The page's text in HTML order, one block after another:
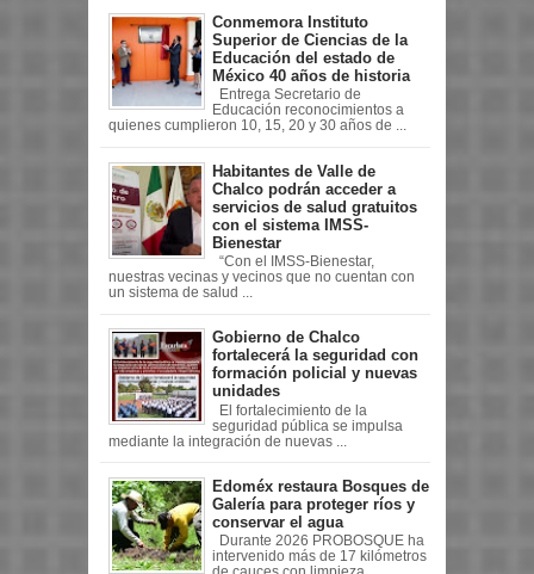
Conmemora Instituto
Superior de Ciencias de la
Educación del estado de
México 40 años de historia
Entrega Secretario de
Educación reconocimientos a
quienes cumplieron 10, 15, 20 y 30 años de ...
Habitantes de Valle de
Chalco podrán acceder a
servicios de salud gratuitos
con el sistema IMSS-
Bienestar
“Con el IMSS-Bienestar,
nuestras vecinas y vecinos que no cuentan con
un sistema de salud ...
Gobierno de Chalco
fortalecerá la seguridad con
formación policial y nuevas
unidades
El fortalecimiento de la
seguridad pública se impulsa
mediante la integración de nuevas ...
Edoméx restaura Bosques de
Galería para proteger ríos y
conservar el agua
Durante 2026 PROBOSQUE ha
intervenido más de 17 kilómetros